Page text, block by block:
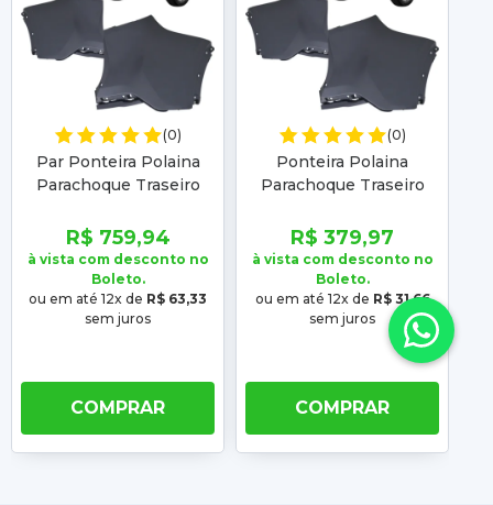
(0)
Par Ponteira Polaina
Parachoque Traseiro
2023 2024 Superior
R$ 759,94
à vista com desconto no
Boleto.
ou em até 12x de R$ 63,33
sem juros
COMPRAR
(0)
Ponteira Polaina
Parachoque Traseiro
2023 2024 Superior
R$ 379,97
à vista com desconto no
Boleto.
ou em até 12x de R$ 31,66
sem juros
COMPRAR